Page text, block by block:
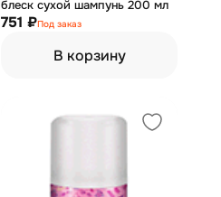
блеск сухой шампунь 200 мл
751 ₽Под заказ
В корзину